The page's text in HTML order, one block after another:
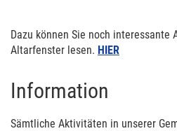
Dazu können Sie noch interessante
Altarfenster lesen. HIER
Information
Sämtliche Aktivitäten in unserer